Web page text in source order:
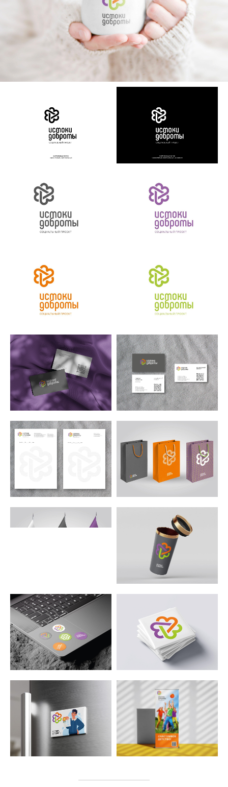
ДИЗАЙН-СТУДИЯ
ИГОРЯ ШЕСТАКОВА
СТУДИЯ
ПОРТФОЛИО
Разработка логотипа
logomen@mail.ru
ул. Партизанская, 246,
офис 410
Ребрендинг
Дизайн упаковки
Разработка фирменного
+7 927 207 1406
О СТУДИИ
КОНТАКТЫ
DProfile Telegram
УСЛУГИ
Behance
Workspace